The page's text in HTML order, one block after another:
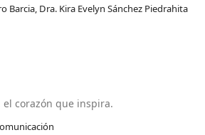
Barcia, Dra. Kira Evelyn Sánchez Piedrahita
el corazón que inspira.